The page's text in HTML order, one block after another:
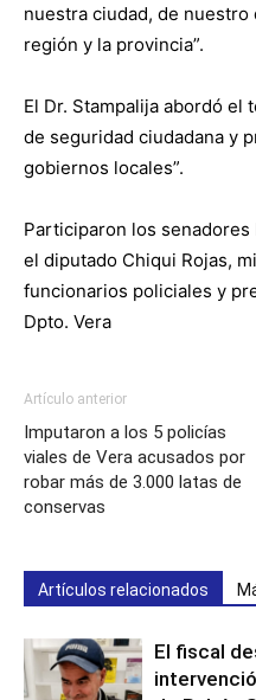
nuestra ciudad, de
región y la provincia”.
El Dr. Stampalija abordó el
de seguridad ciudadana y
gobiernos locales”.
Participaron los senadores
el diputado Chiqui Rojas,
funcionarios policiales y
Dpto. Vera
Artículo anterior
Imputaron a los 5 policías
viales de Vera acusados por
robar más de 3.000 latas de
conservas
Artículos relacionados
El fiscal